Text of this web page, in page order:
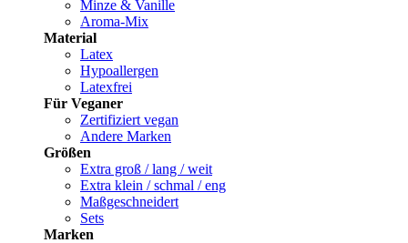
Minze & Vanille
Aroma-Mix
Material
Latex
Hypoallergen
Latexfrei
Für Veganer
Zertifiziert vegan
Andere Marken
Größen
Extra groß / lang / weit
Extra klein / schmal / eng
Maßgeschneidert
Sets
Marken